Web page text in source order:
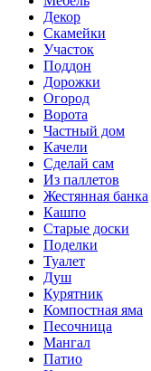
Декор
Скамейки
Участок
Поддон
Дорожки
Огород
Ворота
Частный дом
Качели
Сделай сам
Из паллетов
Жестянная банка
Кашпо
Старые доски
Поделки
Туалет
Душ
Курятник
Компостная яма
Песочница
Мангал
Патио